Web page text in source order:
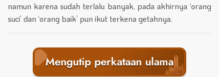
namun karena sudah terlalu banyak, pada akhirnya ‘orang
suci’ dan ‘orang baik’ pun ikut terkena getahnya.
Mengutip perkataan ulama